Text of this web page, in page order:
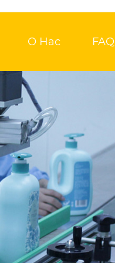
О Нас FAQ